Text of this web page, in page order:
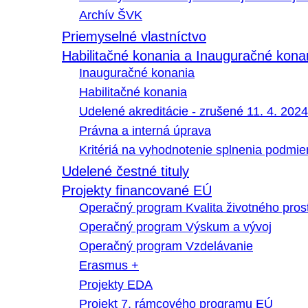
Archív ŠVK
Priemyselné vlastníctvo
Habilitačné konania a Inauguračné
Inauguračné konania
Habilitačné konania
Udelené akreditácie - zrušené 11. 4. 2024
Právna a interná úprava
Kritériá na vyhodnotenie splnenia
Udelené čestné tituly
Projekty financované EÚ
Operačný program Kvalita životného
Operačný program Výskum a vývoj
Operačný program Vzdelávanie
Erasmus +
Projekty EDA
Projekt 7. rámcového programu EÚ